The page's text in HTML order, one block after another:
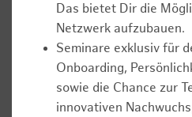
Das bietet Dir die
Netzwerk aufzubauen.
Seminare exklusiv für
Onboarding,
sowie die Chance zur
innovativen